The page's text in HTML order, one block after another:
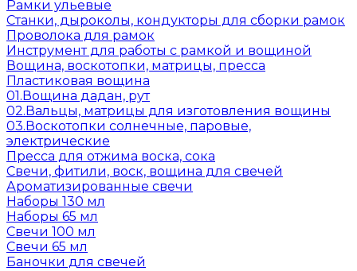
Рамки ульевые
Станки, дыроколы, кондукторы для сборки рамок
Проволока для рамок
Инструмент для работы с рамкой и вощиной
Вощина, воскотопки, матрицы, пресса
Пластиковая вощина
01.Вощина дадан, рут
02.Вальцы, матрицы для изготовления вощины
03.Воскотопки солнечные, паровые,
электрические
Пресса для отжима воска, сока
Свечи, фитили, воск, вощина для свечей
Ароматизированные свечи
Наборы 130 мл
Наборы 65 мл
Свечи 100 мл
Свечи 65 мл
Баночки для свечей